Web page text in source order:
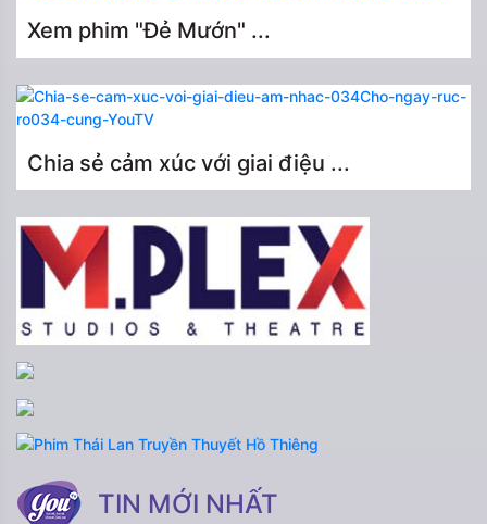
Xem phim "Đẻ Mướn" ...
Chia sẻ cảm xúc với giai điệu ...
TIN MỚI NHẤT